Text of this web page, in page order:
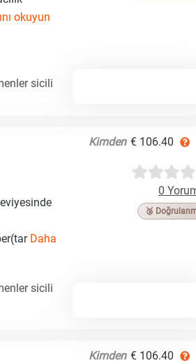
okuyun
sicili
Kimden € 106.40
0
🥉
Daha
sicili
Kimden € 106.40